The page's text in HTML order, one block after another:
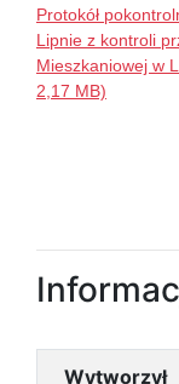
Protokół
Lipnie z kontroli
Mieszkaniowej w
2,17 MB)
Wytworzył